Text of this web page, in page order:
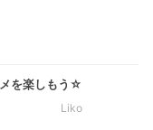
を楽しもう☆
Liko